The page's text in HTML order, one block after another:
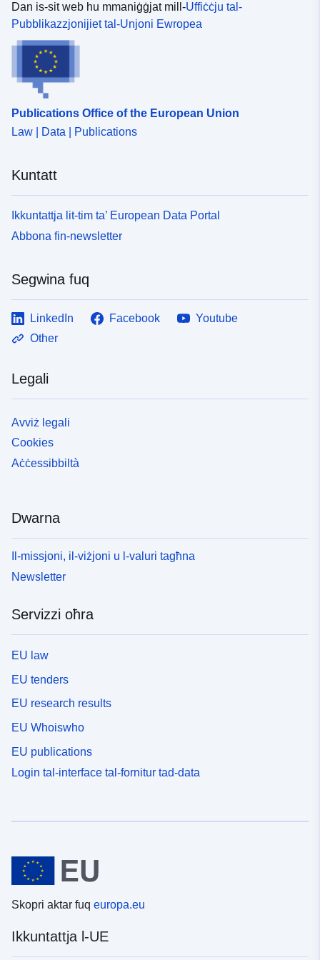
Dan is-sit web hu mmaniġġjat mill-Uffiċċju tal-
Pubblikazzjonijiet tal-Unjoni Ewropea
Publications Office of the European Union
Law | Data | Publications
Kuntatt
Ikkuntattja lit-tim ta’ European Data Portal
Abbona fin-newsletter
Segwina fuq
LinkedIn Facebook
Youtube
Other
Legali
Avviż legali
Cookies
Aċċessibbiltà
Dwarna
Il-missjoni, il-viżjoni u l-valuri tagħna
Newsletter
Servizzi oħra
EU law
EU tenders
EU research results
EU Whoiswho
EU publications
Login tal-interface tal-fornitur tad-data
Skopri aktar fuq europa.eu
Ikkuntattja l-UE